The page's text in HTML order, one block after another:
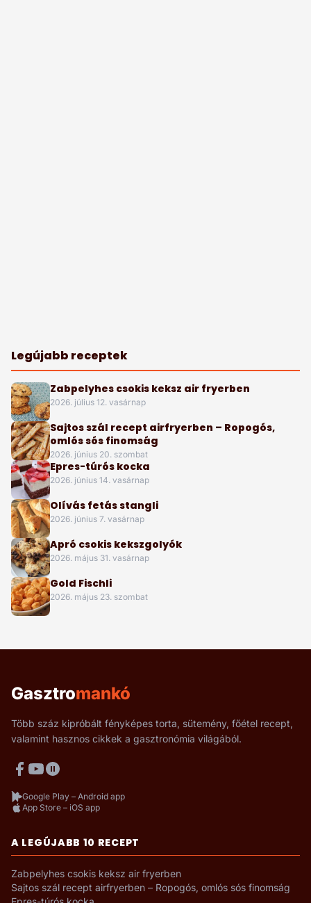
Legújabb receptek
Zabpelyhes csokis keksz air fryerben
2026. július 12. vasárnap
Sajtos szál recept airfryerben – Ropogós,
omlós sós finomság
2026. június 20. szombat
Epres-túrós kocka
2026. június 14. vasárnap
Olívás fetás stangli
2026. június 7. vasárnap
Apró csokis kekszgolyók
2026. május 31. vasárnap
Gold Fischli
2026. május 23. szombat
Gasztromankó
Több száz kipróbált fényképes torta, sütemény, főétel recept,
valamint hasznos cikkek a gasztronómia világából.
Google Play – Android app
App Store – iOS app
A LEGÚJABB 10 RECEPT
Zabpelyhes csokis keksz air fryerben
Sajtos szál recept airfryerben – Ropogós, omlós sós finomság